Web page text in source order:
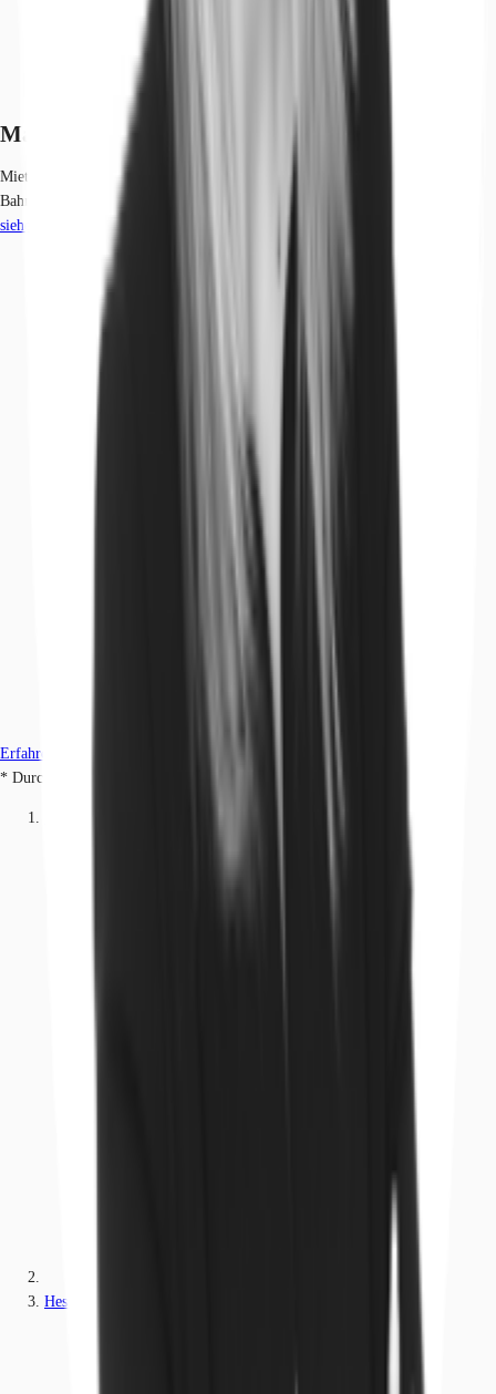
Marktinformationen
Mietmarkt
Bahnhofsviertel, Frankfurt am Main
siehe
passende Mietobjekte
Erfahren Sie mehr
* Durchschnittspreis auf Grundlage historischer Transaktionen.
Hessen